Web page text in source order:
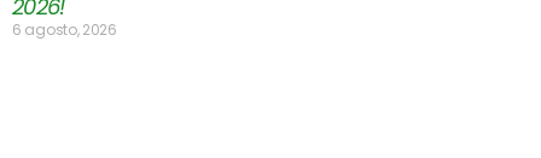
2026!
6 agosto, 2026